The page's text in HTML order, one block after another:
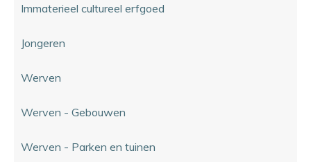
Immaterieel cultureel erfgoed
Jongeren
Werven
Werven - Gebouwen
Werven - Parken en tuinen